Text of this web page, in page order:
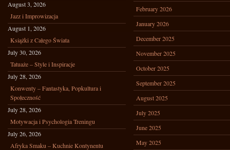
August 3, 2026
Jazz i Improwizacja
August 1, 2026
Książki z Całego Świata
July 30, 2026
Tatuaże – Style i Inspiracje
July 28, 2026
Konwenty – Fantastyka, Popkultura i
Społeczność
July 28, 2026
Motywacja i Psychologia Treningu
July 26, 2026
Afryka Smaku – Kuchnie Kontynentu
February 2026
January 2026
December 2025
November 2025
October 2025
September 2025
August 2025
July 2025
June 2025
May 2025